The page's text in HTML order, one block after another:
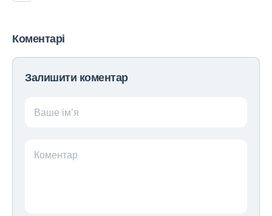
Коментарі
Залишити коментар
Ваше ім’я
Коментар